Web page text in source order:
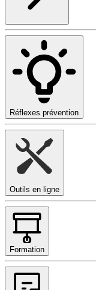
Réflexes prévention
Outils en ligne
Formation